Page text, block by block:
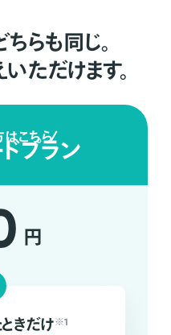
らも同じ。
ただけます。
こちら
プラン
円
きだけ ※1